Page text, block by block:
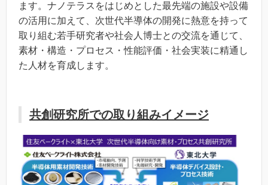
ます。ナノテラスをはじめとした最先端の施設や設備
の活用に加えて、次世代半導体の開発に熱意を持って
取り組む若手研究者や社会人博士との交流を通じて、
素材・構造・プロセス・性能評価・社会実装に精通し
た人材を育成します。
共創研究所での取り組みイメージ